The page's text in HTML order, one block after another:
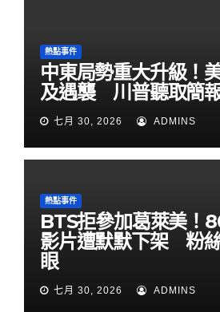
熱點事件
中東局勢重大升級！
及遇襲 川普聽取簡
七月 30, 2026 ADMINS
熱點事件
BTS拒參加葛萊美！
影片遭默默下架 粉
眼
七月 30, 2026 ADMINS